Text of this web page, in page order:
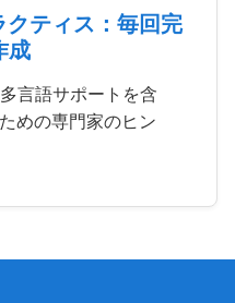
クティス：毎回完
成
言語サポートを含
めの専門家のヒン